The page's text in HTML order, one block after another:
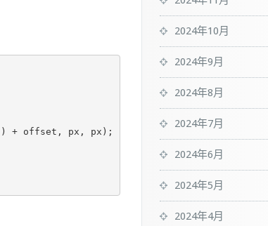
) + offset , px , px );
2024年10月
2024年9月
2024年8月
2024年7月
2024年6月
2024年5月
2024年4月